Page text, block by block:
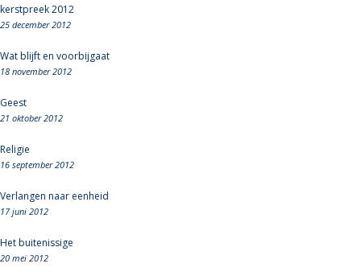
kerstpreek 2012
25 december 2012
Wat blijft en voorbijgaat
18 november 2012
Geest
21 oktober 2012
Religie
16 september 2012
Verlangen naar eenheid
17 juni 2012
Het buitenissige
20 mei 2012